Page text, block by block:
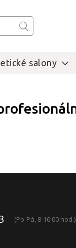
salony
(Po-Pá, 8-16:00 hod.)